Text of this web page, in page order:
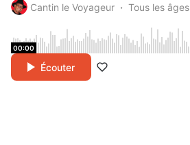
Cantin le Voyageur Tous les âges
00:00
Écouter